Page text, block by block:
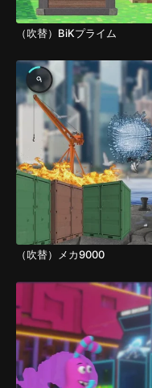
（吹替）BiKプライム
（吹替）メカ9000